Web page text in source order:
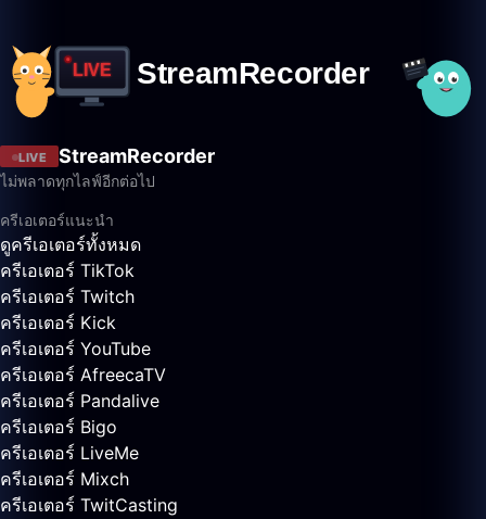
LIVE StreamRecorder
ไม่พลาดทุกไลฟ์อีกต่อไป
ครีเอเตอร์แนะนำ
ดูครีเอเตอร์ทั้งหมด
ครีเอเตอร์ TikTok
ครีเอเตอร์ Twitch
ครีเอเตอร์ Kick
ครีเอเตอร์ YouTube
ครีเอเตอร์ AfreecaTV
ครีเอเตอร์ Pandalive
ครีเอเตอร์ Bigo
ครีเอเตอร์ LiveMe
ครีเอเตอร์ Mixch
ครีเอเตอร์ TwitCasting